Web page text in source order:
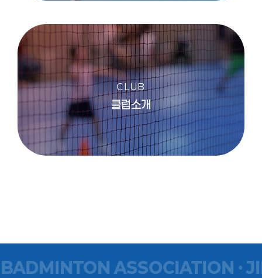
CLUB
클럽소개
BADMINTON ASSOCIATION